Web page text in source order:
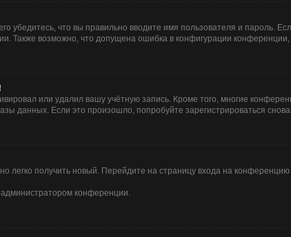
убедитесь, что вы правильно вводите имя пользователя и пароль.
Также возможно, что допущена ошибка в конфигурации
или удалил вашу учётную запись. Кроме того, многие
данных. Если это произошло, попробуйте зарегистрироваться снова
легко получить новый. Перейдите на страницу входа на
администратором конференции.